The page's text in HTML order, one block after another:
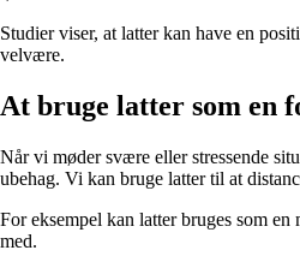
Studier viser, at latter kan have en
velvære.
At bruge latter som en
Når vi møder svære eller stressende
ubehag. Vi kan bruge latter til at
For eksempel kan latter bruges som
med.